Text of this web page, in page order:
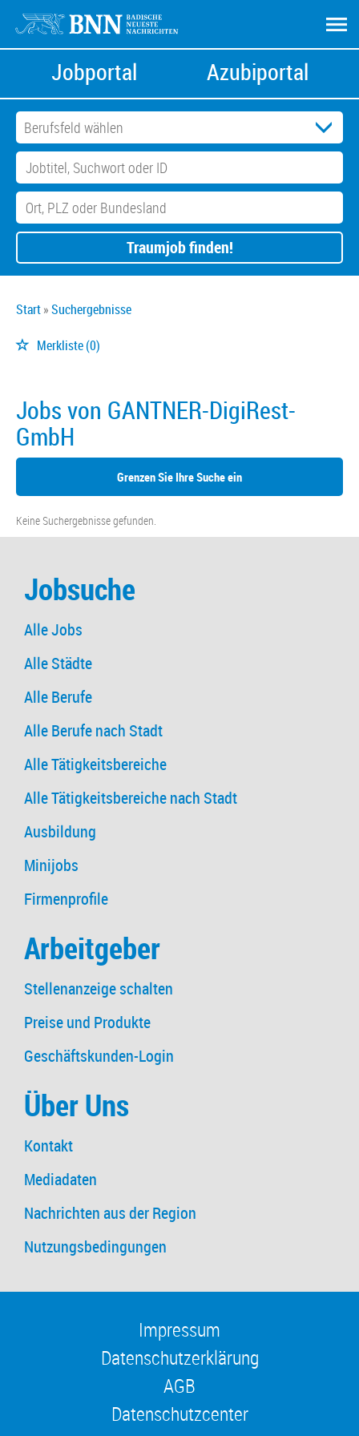
Jobportal Azubiportal
Traumjob finden!
Start Suchergebnisse
Merkliste(0)
Jobs von GANTNER-DigiRest-
GmbH
Grenzen Sie Ihre Suche ein
Keine Suchergebnisse gefunden.
Jobsuche
Alle Jobs
Alle Städte
Alle Berufe
Alle Berufe nach Stadt
Alle Tätigkeitsbereiche
Alle Tätigkeitsbereiche nach Stadt
Ausbildung
Minijobs
Firmenprofile
Arbeitgeber
Stellenanzeige schalten
Preise und Produkte
Geschäftskunden-Login
Über Uns
Kontakt
Mediadaten
Nachrichten aus der Region
Nutzungsbedingungen
Impressum
Datenschutzerklärung
AGB
Datenschutzcenter